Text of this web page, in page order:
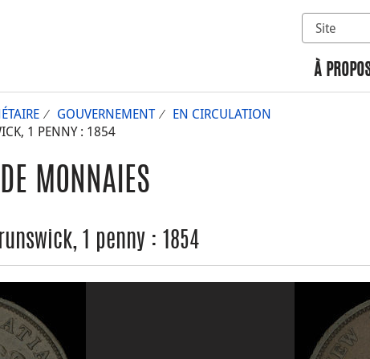
À
GOUVERNEMENT
EN CIRCULATION
1 PENNY : 1854
MONNAIES
1 penny : 1854